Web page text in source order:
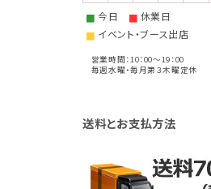
■ 今日 ■ 休業日
■ イベント・ブース出店
営業時間：10：00～19：00
毎週水曜・毎月第３木曜定休
送料とお支払方法